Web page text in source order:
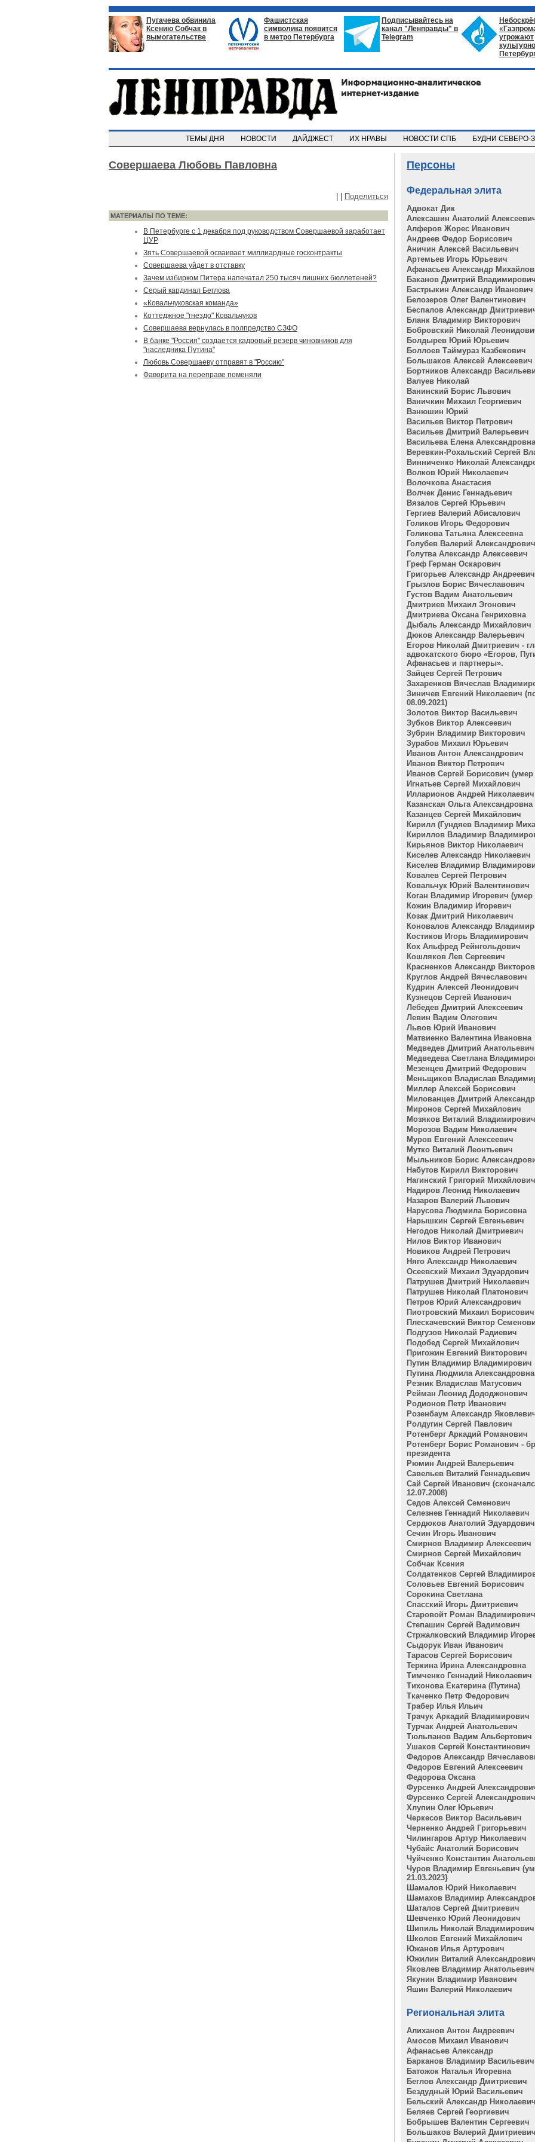
Пугачева обвинила
Ксению Собчак в
вымогательстве
Фашистская
символика появится
в метро Петербурга
Подписывайтесь на
канал "Ленправды" в
Telegram
угрожают
ТЕМЫ ДНЯ НОВОСТИ ДАЙДЖЕСТ ИХ НРАВЫ НОВОСТИ СПБ БУДНИ СЕВЕРО-
Совершаева Любовь Павловна
Поделиться
МАТЕРИАЛЫ ПО ТЕМЕ:
В Петербурге с 1 декабря под руководством Совершаевой заработает
ЦУР
Зять Совершаевой осваивает миллиардные госконтракты
Совершаева уйдет в отставку
Зачем избирком Питера напечатал 250 тысяч лишних бюллетеней?
Серый кардинал Беглова
«Ковальчуковская команда»
Коттеджное "гнездо" Ковальчуков
Совершаева вернулась в полпредство СЗФО
В банке "Россия" создается кадровый резерв чиновников для
"наследника Путина"
Любовь Совершаеву отправят в "Россию"
Фаворита на переправе поменяли
Персоны
Федеральная элита
Адвокат Дик
Алексашин Анатолий
Алферов Жорес Иванович
Андреев Федор Борисович
Аничин Алексей Васильевич
Артемьев Игорь Юрьевич
Афанасьев Александр
Баканов Дмитрий Владимирович
Бастрыкин Александр Иванович
Белозеров Олег Валентинович
Беспалов Александр
Бланк Владимир Викторович
Бобровский Николай
Болдырев Юрий Юрьевич
Боллоев Таймураз Казбекович
Большаков Алексей Алексеевич
Бортников Александр
Валуев Николай
Ванинский Борис Львович
Ваничкин Михаил Георгиевич
Ванюшин Юрий
Васильев Виктор Петрович
Васильев Дмитрий Валерьевич
Васильева Елена Александровна
Веревкин-Рохальский Сергей
Винниченко Николай
Волков Юрий Николаевич
Волочкова Анастасия
Волчек Денис Геннадьевич
Вязалов Сергей Юрьевич
Гергиев Валерий Абисалович
Голиков Игорь Федорович
Голикова Татьяна Алексеевна
Голубев Валерий Александрович
Голутва Александр Алексеевич
Греф Герман Оскарович
Григорьев Александр Андреевич
Грызлов Борис Вячеславович
Густов Вадим Анатольевич
Дмитриев Михаил Эгонович
Дмитриева Оксана Генриховна
Дыбаль Александр Михайлович
Дюков Александр Валерьевич
Егоров Николай Дмитриевич -
адвокатского бюро «Егоров,
Афанасьев и партнеры».
Зайцев Сергей Петрович
Захаренков Вячеслав
Зиничев Евгений Николаевич
08.09.2021)
Золотов Виктор Васильевич
Зубков Виктор Алексеевич
Зубрин Владимир Викторович
Зурабов Михаил Юрьевич
Иванов Антон Александрович
Иванов Виктор Петрович
Иванов Сергей Борисович (умер
Игнатьев Сергей Михайлович
Илларионов Андрей Николаевич
Казанская Ольга Александровна
Казанцев Сергей Михайлович
Кирилл (Гундяев Владимир
Кириллов Владимир
Кирьянов Виктор Николаевич
Киселев Александр Николаевич
Киселев Владимир
Ковалев Сергей Петрович
Ковальчук Юрий Валентинович
Коган Владимир Игоревич (умер
Кожин Владимир Игоревич
Козак Дмитрий Николаевич
Коновалов Александр
Костиков Игорь Владимирович
Кох Альфред Рейнгольдович
Кошляков Лев Сергеевич
Красненков Александр
Круглов Андрей Вячеславович
Кудрин Алексей Леонидович
Кузнецов Сергей Иванович
Лебедев Дмитрий Алексеевич
Левин Вадим Олегович
Львов Юрий Иванович
Матвиенко Валентина Ивановна
Медведев Дмитрий Анатольевич
Медведева Светлана
Мезенцев Дмитрий Федорович
Меньщиков Владислав
Миллер Алексей Борисович
Милованцев Дмитрий
Миронов Сергей Михайлович
Мозяков Виталий Владимирович
Морозов Вадим Николаевич
Муров Евгений Алексеевич
Мутко Виталий Леонтьевич
Мыльников Борис
Набутов Кирилл Викторович
Нагинский Григорий Михайлович
Надиров Леонид Николаевич
Назаров Валерий Львович
Нарусова Людмила Борисовна
Нарышкин Сергей Евгеньевич
Негодов Николай Дмитриевич
Нилов Виктор Иванович
Новиков Андрей Петрович
Няго Александр Николаевич
Осеевский Михаил Эдуардович
Патрушев Дмитрий Николаевич
Патрушев Николай Платонович
Петров Юрий Александрович
Пиотровский Михаил Борисович
Плескачевский Виктор
Подгузов Николай Радиевич
Подобед Сергей Михайлович
Пригожин Евгений Викторович
Путин Владимир Владимирович
Путина Людмила Александровна
Резник Владислав Матусович
Рейман Леонид Дододжонович
Родионов Петр Иванович
Розенбаум Александр
Ролдугин Сергей Павлович
Ротенберг Аркадий Романович
Ротенберг Борис Романович -
президента
Рюмин Андрей Валерьевич
Савельев Виталий Геннадьевич
Сай Сергей Иванович
12.07.2008)
Седов Алексей Семенович
Селезнев Геннадий Николаевич
Сердюков Анатолий Эдуардович
Сечин Игорь Иванович
Смирнов Владимир Алексеевич
Смирнов Сергей Михайлович
Собчак Ксения
Солдатенков Сергей
Соловьев Евгений Борисович
Сорокина Светлана
Спасский Игорь Дмитриевич
Старовойт Роман Владимирович
Степашин Сергей Вадимович
Стржалковский Владимир
Сыдорук Иван Иванович
Тарасов Сергей Борисович
Теркина Ирина Александровна
Тимченко Геннадий Николаевич
Тихонова Екатерина (Путина)
Ткаченко Петр Федорович
Трабер Илья Ильич
Трачук Аркадий Владимирович
Турчак Андрей Анатольевич
Тюльпанов Вадим Альбертович
Ушаков Сергей Константинович
Федоров Александр
Федоров Евгений Алексеевич
Федорова Оксана
Фурсенко Андрей
Фурсенко Сергей Александрович
Хлупин Олег Юрьевич
Черкесов Виктор Васильевич
Черненко Андрей Григорьевич
Чилингаров Артур Николаевич
Чубайс Анатолий Борисович
Чуйченко Константин
Чуров Владимир Евгеньевич
21.03.2023}
Шамалов Юрий Николаевич
Шамахов Владимир
Шаталов Сергей Дмитриевич
Шевченко Юрий Леонидович
Шипиль Николай Владимирович
Школов Евгений Михайлович
Южанов Илья Артурович
Южилин Виталий Александрович
Яковлев Владимир Анатольевич
Якунин Владимир Иванович
Яшин Валерий Николаевич
Региональная элита
Алиханов Антон Андреевич
Амосов Михаил Иванович
Афанасьев Александр
Барканов Владимир Васильевич
Батожок Наталья Игоревна
Беглов Александр Дмитриевич
Бездудный Юрий Васильевич
Бельский Александр Николаевич
Беляев Сергей Георгиевич
Бобрышев Валентин Сергеевич
Большаков Валерий Дмитриевич